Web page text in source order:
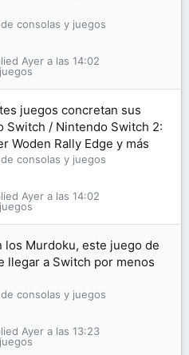
consolas y juegos
Ayer a las 14:02
juegos concretan sus
Switch / Nintendo Switch 2:
Woden Rally Edge y más
consolas y juegos
Ayer a las 14:02
los Murdoku, este juego de
llegar a Switch por menos
consolas y juegos
Ayer a las 13:23